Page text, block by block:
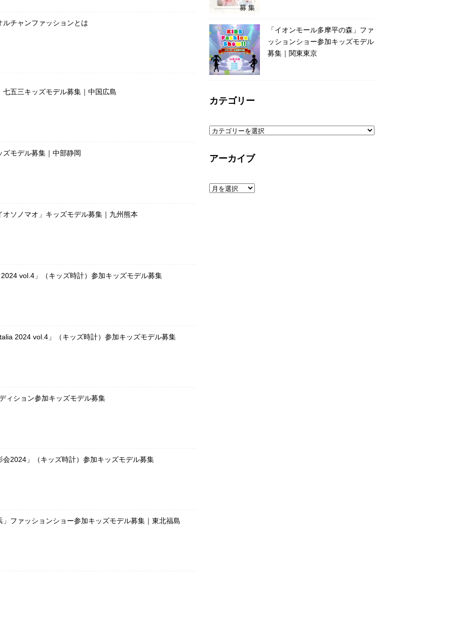
チャンファッションとは
五三キッズモデル募集｜中国広島
ズモデル募集｜中部静岡
ソノマオ」キッズモデル募集｜九州熊本
2024 vol.4」（キッズ時計）参加キッズモデル募集
2024 vol.4」（キッズ時計）参加キッズモデル募集
ィション参加キッズモデル募集
会2024」（キッズ時計）参加キッズモデル募集
」ファッションショー参加キッズモデル募集｜東北福島
「イオンモール多摩平の森」ファ
ッションショー参加キッズモデル
募集｜関東東京
カテゴリー
アーカイブ